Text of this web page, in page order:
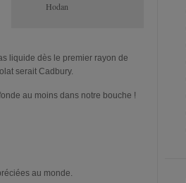
Hodan
liquide dès le premier rayon de
serait Cadbury.
au moins dans notre bouche !
au monde.